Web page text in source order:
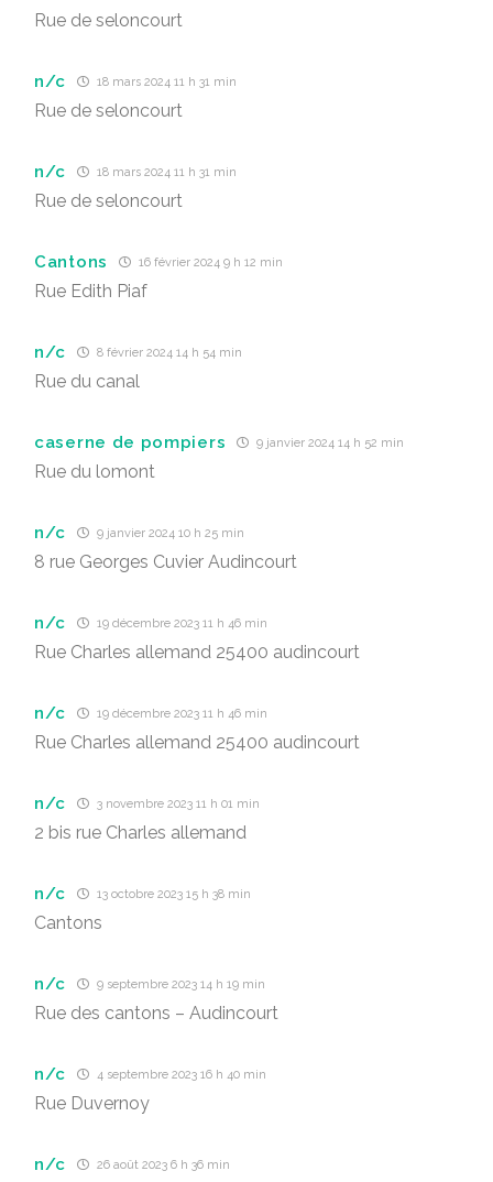
Rue de seloncourt
n/c 18 mars 2024 11 h 31 min
Rue de seloncourt
n/c 18 mars 2024 11 h 31 min
Rue de seloncourt
Cantons 16 février 2024 9 h 12 min
Rue Edith Piaf
n/c 8 février 2024 14 h 54 min
Rue du canal
caserne de pompiers 9 janvier 2024 14 h 52 min
Rue du lomont
n/c 9 janvier 2024 10 h 25 min
8 rue Georges Cuvier Audincourt
n/c 19 décembre 2023 11 h 46 min
Rue Charles allemand 25400 audincourt
n/c 19 décembre 2023 11 h 46 min
Rue Charles allemand 25400 audincourt
n/c 3 novembre 2023 11 h 01 min
2 bis rue Charles allemand
n/c 13 octobre 2023 15 h 38 min
Cantons
n/c 9 septembre 2023 14 h 19 min
Rue des cantons – Audincourt
n/c 4 septembre 2023 16 h 40 min
Rue Duvernoy
n/c 26 août 2023 6 h 36 min